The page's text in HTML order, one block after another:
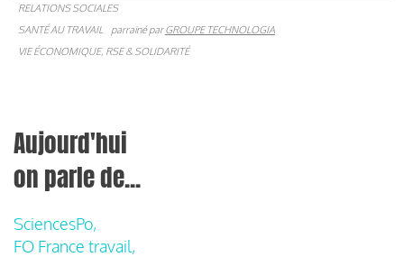
RELATIONS SOCIALES
SANTÉ AU TRAVAIL
parrainé parGROUPE TECHNOLOGIA
VIE ÉCONOMIQUE, RSE & SOLIDARITÉ
Aujourd'hui
on parle de...
SciencesPo,
FO France travail,